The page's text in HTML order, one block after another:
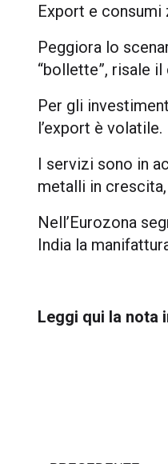
Export e consumi
Peggiora lo
“bollette”, risale
Per gli
l’export è volatile.
I servizi sono in
metalli in
Nell’Eurozona
India la
Leggi qui la nota